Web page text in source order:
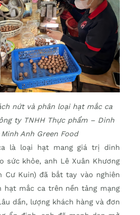
nứt và phân loại hạt mắc ca
ty TNHH Thực phẩm – Dinh
Anh Green Food
là loại hạt mang giá trị dinh
sức khỏe, anh Lê Xuân Khương
Cư Kuin) đã bắt tay vào nghiên
hạt mắc ca trên nền tảng mạng
dần, lượng khách hàng và đơn